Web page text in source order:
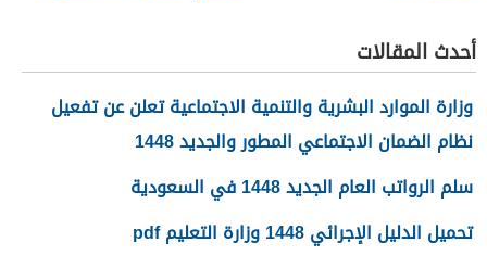
أحدث المقالات
وزارة الموارد البشرية والتنمية الاجتماعية تعلن عن تفعيل
نظام الضمان الاجتماعي المطور والجديد 1448
سلم الرواتب العام الجديد 1448 في السعودية
تحميل الدليل الإجرائي 1448 وزارة التعليم pdf